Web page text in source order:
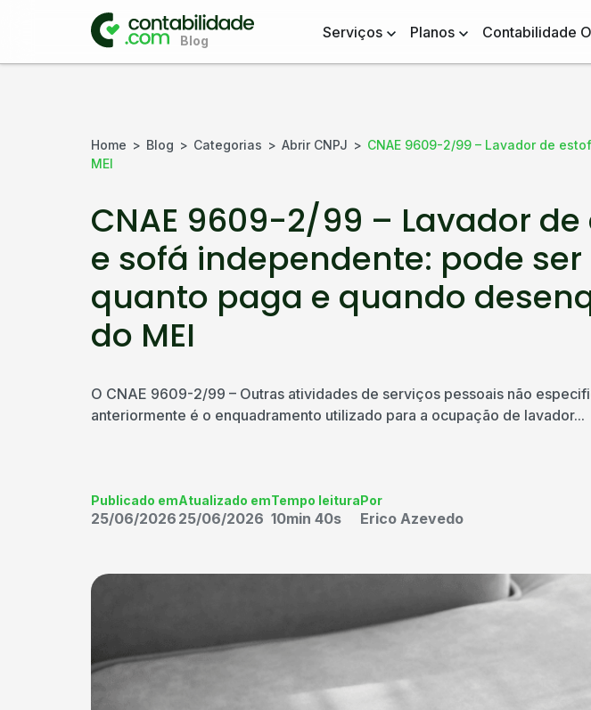
Serviços Planos Contabilidade
Home Blog Categorias Abrir CNPJ
CNAE 9609-2/99 – Lavador de
MEI
CNAE 9609-2/99 – Lavador
e sofá independente: pode ser
quanto paga e quando
do MEI
O CNAE 9609-2/99 – Outras atividades de serviços pessoais não
anteriormente é o enquadramento utilizado para a ocupação de lavador...
Publicado em
25/06/2026
Atualizado em
25/06/2026
Tempo leitura
10min 40s
Por
Erico Azevedo